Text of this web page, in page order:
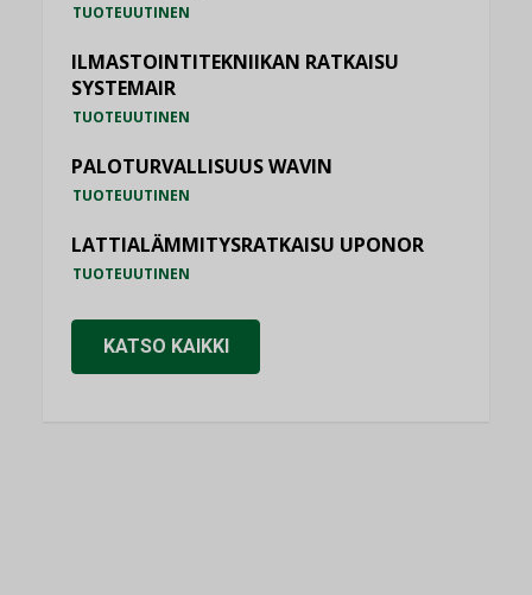
TUOTEUUTINEN
ILMASTOINTITEKNIIKAN RATKAISU
SYSTEMAIR
TUOTEUUTINEN
PALOTURVALLISUUS WAVIN
TUOTEUUTINEN
LATTIALÄMMITYSRATKAISU UPONOR
TUOTEUUTINEN
KATSO KAIKKI